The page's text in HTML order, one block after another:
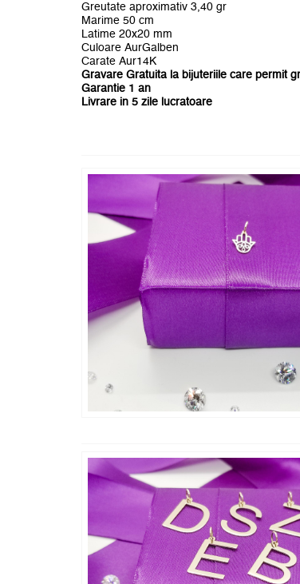
Greutate aproximativ 3,40 gr
Marime 50 cm
Latime 20x20 mm
Culoare AurGalben
Carate Aur14K
Gravare Gratuita la bijuteriile care permit
Garantie 1 an
Livrare in 5 zile lucratoare